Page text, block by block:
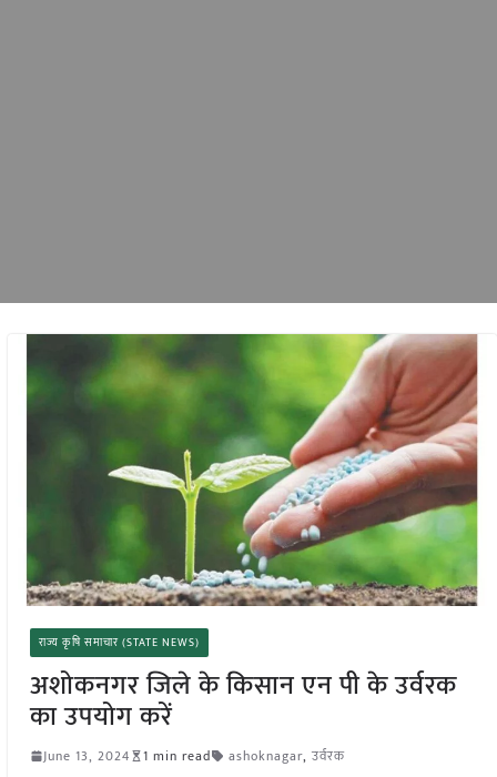
राज्य कृषि समाचार (STATE NEWS)
अशोकनगर जिले के किसान एन पी के उर्वरक
का उपयोग करें
June 13, 2024 1 min read ashoknagar, उर्वरक